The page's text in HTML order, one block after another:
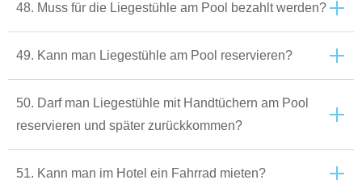
48. Muss für die Liegestühle am Pool bezahlt werden?
49. Kann man Liegestühle am Pool reservieren?
50. Darf man Liegestühle mit Handtüchern am Pool
reservieren und später zurückkommen?
51. Kann man im Hotel ein Fahrrad mieten?